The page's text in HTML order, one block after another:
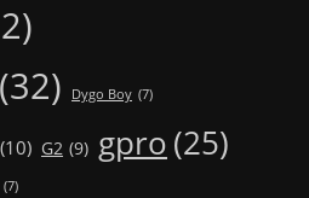
(32) Dygo Boy (7)
(10) G2 (9) gpro(25)
(7)